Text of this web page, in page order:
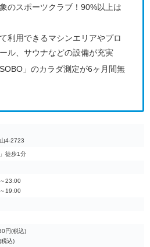
のスポーツクラブ！90%以上は
利用できるマシンエリアやプロ
ル、サウナなどの設備が充実
」のカラダ測定が6ヶ月間無
4-2723
徒歩1分
23:00
19:00
円(税込)
込)